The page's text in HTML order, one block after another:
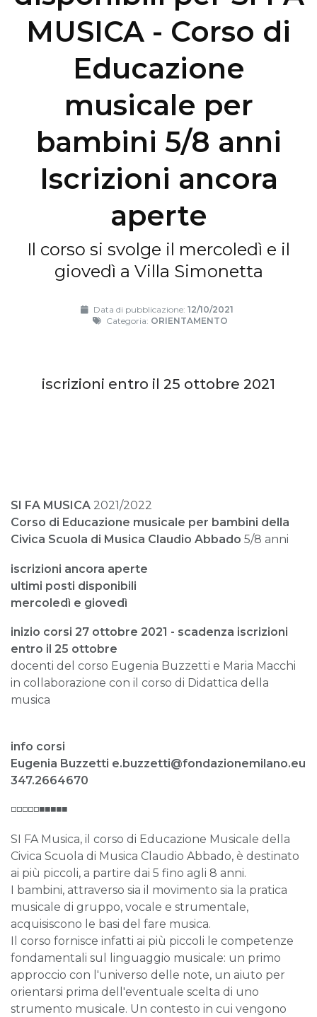
MUSICA - Corso di
Educazione
musicale per
bambini 5/8 anni
Iscrizioni ancora
aperte
Il corso si svolge il mercoledì e il
giovedì a Villa Simonetta
Data di pubblicazione: 12/10/2021
Categoria: ORIENTAMENTO
iscrizioni entro il 25 ottobre 2021
SI FA MUSICA 2021/2022
Corso di Educazione musicale per bambini della
Civica Scuola di Musica Claudio Abbado 5/8 anni
iscrizioni ancora aperte
ultimi posti disponibili
mercoledì e giovedì
inizio corsi 27 ottobre 2021 - scadenza iscrizioni
entro il 25 ottobre
docenti del corso Eugenia Buzzetti e Maria Macchi
in collaborazione con il corso di Didattica della
musica
info corsi
Eugenia Buzzetti e.buzzetti@fondazionemilano.eu
347.2664670
◽◽◽◽◽◾◾◾◾◾
SI FA Musica, il corso di Educazione Musicale della
Civica Scuola di Musica Claudio Abbado, è destinato
ai più piccoli, a partire dai 5 fino agli 8 anni.
I bambini, attraverso sia il movimento sia la pratica
musicale di gruppo, vocale e strumentale,
acquisiscono le basi del fare musica.
Il corso fornisce infatti ai più piccoli le competenze
fondamentali sul linguaggio musicale: un primo
approccio con l'universo delle note, un aiuto per
orientarsi prima dell'eventuale scelta di uno
strumento musicale. Un contesto in cui vengono